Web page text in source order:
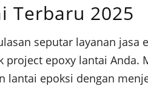
Terbaru 2025
seputar layanan jasa
epoxy lantai Anda.
lantai epoksi dengan